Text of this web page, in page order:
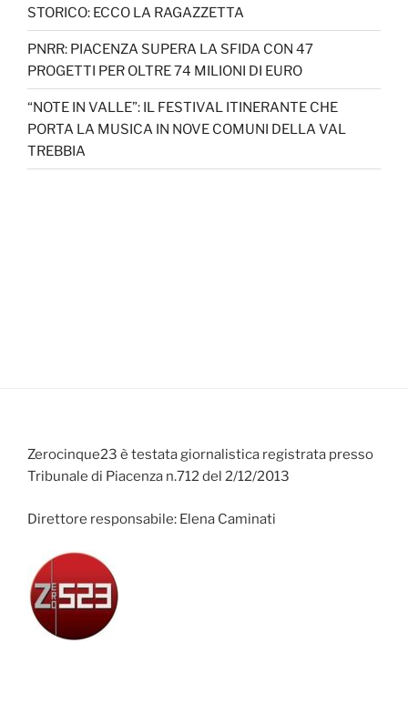
STORICO: ECCO LA RAGAZZETTA
PNRR: PIACENZA SUPERA LA SFIDA CON 47
PROGETTI PER OLTRE 74 MILIONI DI EURO
“NOTE IN VALLE”: IL FESTIVAL ITINERANTE CHE
PORTA LA MUSICA IN NOVE COMUNI DELLA VAL
TREBBIA
Zerocinque23 è testata giornalistica registrata presso
Tribunale di Piacenza n.712 del 2/12/2013
Direttore responsabile: Elena Caminati